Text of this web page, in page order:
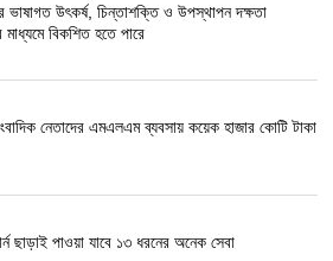
ভাষাগত উৎকর্ষ, চিন্তাশক্তি ও উপস্থাপন দক্ষতা
মাধ্যমে বিকশিত হতে পারে
নেতাদের এমএলএম ব্যবসায় কয়েক হাজার কোটি টাকা
ছাড়াই পাওয়া যাবে ১৩ ধরনের অনেক সেবা